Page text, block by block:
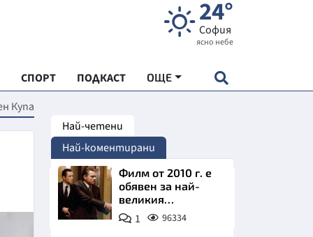
24°
София
ясно небе
СПОРТ ПОДКАСТ ОЩЕ
"ЧУДЕСАТА НА БЪЛГАРИЯ"
Купа
Най-четени
Най-коментирани
Филм от 2010 г. е
обявен за най-
великия
психологически
трилър в
1 96334